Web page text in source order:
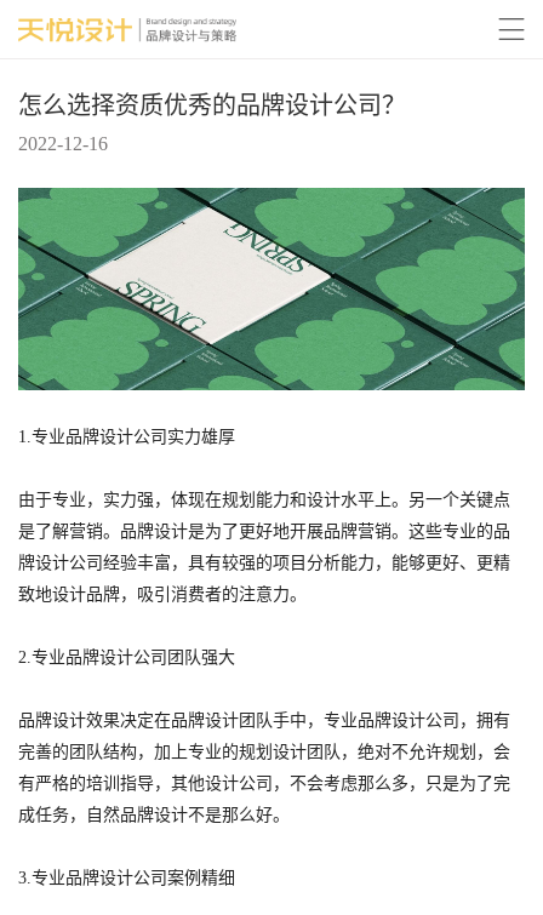

怎么选择资质优秀的品牌设计公司？
2022-12-16
1.专业品牌设计公司实力雄厚
由于专业，实力强，体现在规划能力和设计水平上。另一个关键点
是了解营销。品牌设计是为了更好地开展品牌营销。这些专业的品
牌设计公司经验丰富，具有较强的项目分析能力，能够更好、更精
致地设计品牌，吸引消费者的注意力。
2.专业品牌设计公司团队强大
品牌设计效果决定在品牌设计团队手中，专业品牌设计公司，拥有
完善的团队结构，加上专业的规划设计团队，绝对不允许规划，会
有严格的培训指导，其他设计公司，不会考虑那么多，只是为了完
成任务，自然品牌设计不是那么好。
3.专业品牌设计公司案例精细